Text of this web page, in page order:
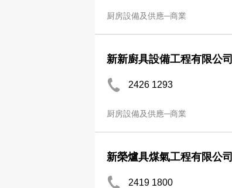
厨房設備及供應─商業
新新廚具設備工程有限公司
2426 1293
厨房設備及供應─商業
新榮爐具煤氣工程有限公司
2419 1800